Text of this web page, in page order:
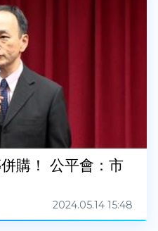
購！ 公平會：市
2024.05.14 15:48